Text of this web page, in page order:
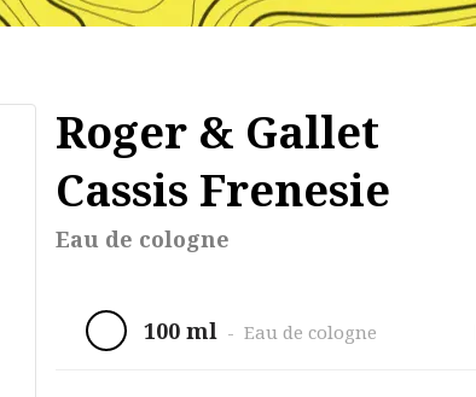
Roger & Gallet
Cassis Frenesie
Eau de cologne
100 ml - Eau de cologne